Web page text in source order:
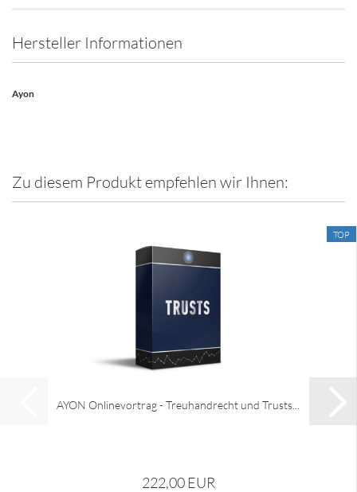
Hersteller Informationen
Ayon
Zu diesem Produkt empfehlen wir Ihnen:
TOP
AYON Onlinevortrag - Treuhandrecht und Trusts...
222,00 EUR